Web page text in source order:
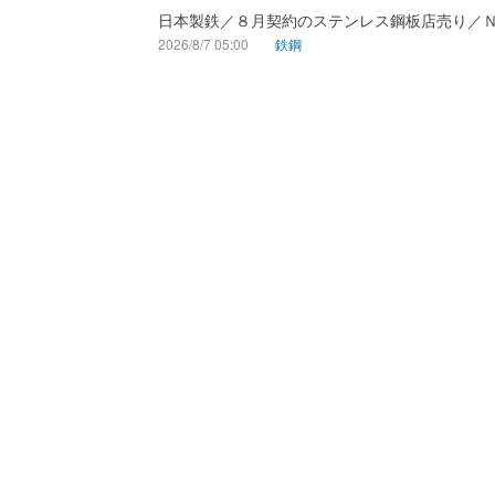
日本製鉄／８月契約のステンレス鋼板店売り／
2026/8/7 05:00 鉄鋼